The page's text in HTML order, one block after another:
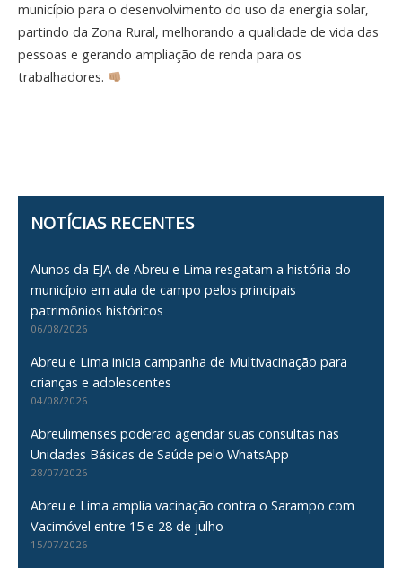
município para o desenvolvimento do uso da energia solar,
partindo da Zona Rural, melhorando a qualidade de vida das
pessoas e gerando ampliação de renda para os
trabalhadores.
NOTÍCIAS RECENTES
Alunos da EJA de Abreu e Lima resgatam a história do
município em aula de campo pelos principais
patrimônios históricos
06/08/2026
Abreu e Lima inicia campanha de Multivacinação para
crianças e adolescentes
04/08/2026
Abreulimenses poderão agendar suas consultas nas
Unidades Básicas de Saúde pelo WhatsApp
28/07/2026
Abreu e Lima amplia vacinação contra o Sarampo com
Vacimóvel entre 15 e 28 de julho
15/07/2026